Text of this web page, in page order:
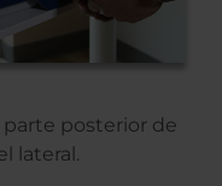
posterior de
lateral.